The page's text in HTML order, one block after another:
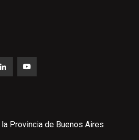
Provincia de Buenos Aires